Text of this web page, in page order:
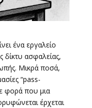
ένα εργαλείο
δίκτυ ασφαλείας,
Μικρά ποσά,
“pass-
φορά που μια
έρχεται